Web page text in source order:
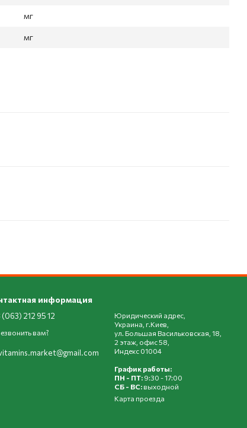
мг
мг
информация
(063) 212 95 12
вам?
Юридический адрес,
Украина, г.Киев,
ул. Большая Васильковская, 18,
2 этаж, офис 58,
Индекс 01004
График работы:
ПН - ПТ: 9:30 - 17:00
СБ - ВС: выходной
Карта проезда